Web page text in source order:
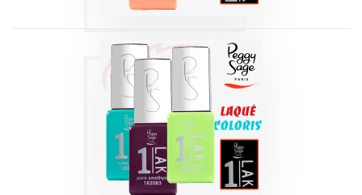
1-LAK 3-EN-1 SÉRIE
| LAQUÉ COLORS
5 ML
Produits